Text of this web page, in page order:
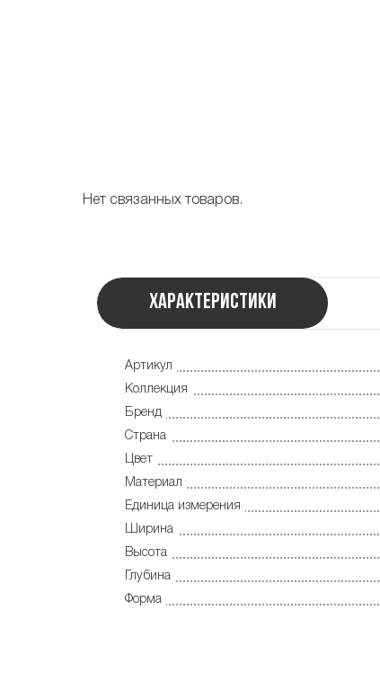
Нет связанных товаров.
Характеристики
Артикул
Коллекция
Бренд
Страна
Цвет
Материал
Единица измерения
Ширина
Высота
Глубина
Форма